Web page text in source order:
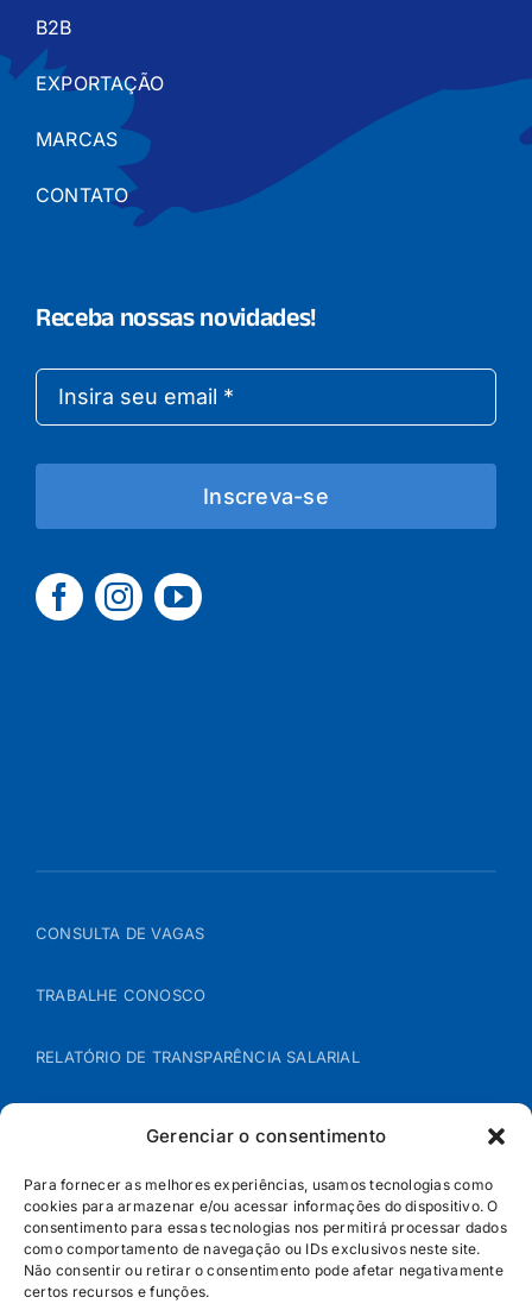
Gerenciar o consentimento
Para fornecer as melhores experiências, usamos tecnologias como
cookies para armazenar e/ou acessar informações do dispositivo. O
consentimento para essas tecnologias nos permitirá processar dados
como comportamento de navegação ou IDs exclusivos neste site.
Não consentir ou retirar o consentimento pode afetar negativamente
certos recursos e funções.
B2B
EXPORTAÇÃO
MARCAS
CONTATO
Receba nossas novidades!
Inscreva-se
CONSULTA DE VAGAS
TRABALHE CONOSCO
RELATÓRIO DE TRANSPARÊNCIA SALARIAL
POLÍTICA DE COOKIES
POLÍTICA DE PRIVACIDADE